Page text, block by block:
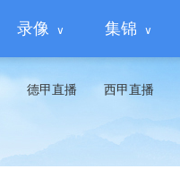
录像 集锦
德甲直播 西甲直播